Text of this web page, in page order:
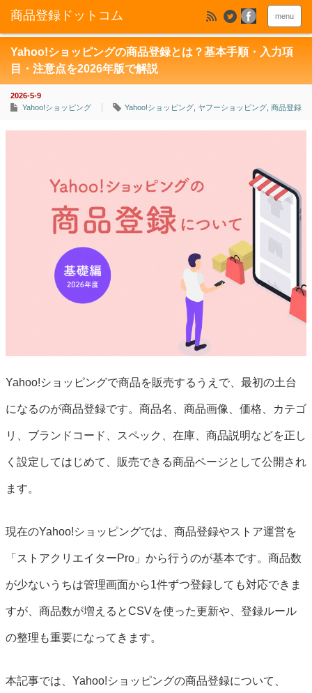
menu
Yahoo!ショッピングの商品登録とは？基本手順・入力項
目・注意点を2026年版で解説
2026-5-9
Yahoo!ショッピング
Yahoo!ショッピング ヤフーショッピング 商品登録
Yahoo!ショッピングで商品を販売するうえで、最初の土台
になるのが商品登録です。商品名、商品画像、価格、カテゴ
リ、ブランドコード、スペック、在庫、商品説明などを正し
く設定してはじめて、販売できる商品ページとして公開され
ます。
現在のYahoo!ショッピングでは、商品登録やストア運営を
「ストアクリエイターPro」から行うのが基本です。商品数
が少ないうちは管理画面から1件ずつ登録しても対応できま
すが、商品数が増えるとCSVを使った更新や、登録ルール
の整理も重要になってきます。
本記事では、Yahoo!ショッピングの商品登録について、